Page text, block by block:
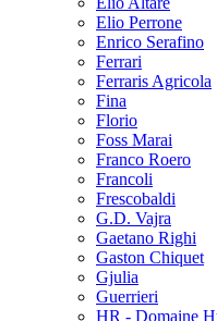
Elio Perrone
Enrico Serafino
Ferrari
Ferraris Agricola
Fina
Florio
Foss Marai
Franco Roero
Francoli
Frescobaldi
G.D. Vajra
Gaetano Righi
Gaston Chiquet
Gjulia
Guerrieri
HR - Domaine